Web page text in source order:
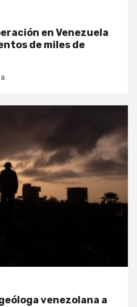
en Venezuela
de miles de
venezolana a